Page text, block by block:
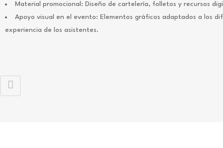
Material promocional: Diseño de cartelería, folletos y recursos
Apoyo visual en el evento: Elementos gráficos adaptados a los
experiencia de los asistentes.